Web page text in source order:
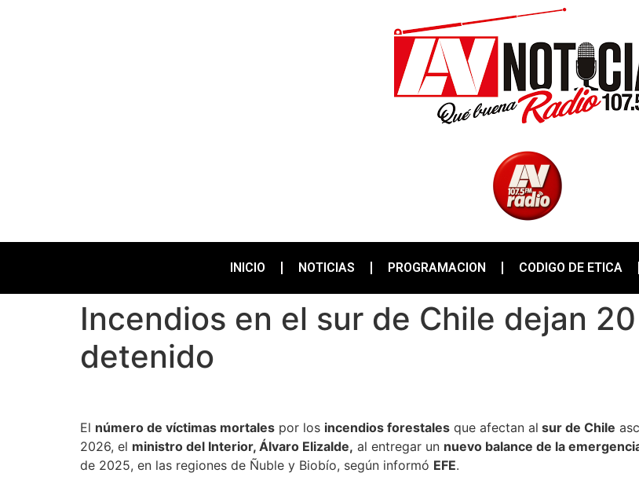
INICIO NOTICIAS PROGRAMACION CODIGO DE ETICA
Incendios en el sur de Chile dejan
detenido
El número de víctimas mortales por los incendios forestales que afectan al sur de Chile
2026, el ministro del Interior, Álvaro Elizalde, al entregar un nuevo balance de la
de 2025, en las regiones de Ñuble y Biobío, según informó EFE.